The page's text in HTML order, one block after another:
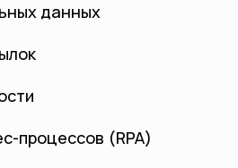
данных
процессов (RPA)